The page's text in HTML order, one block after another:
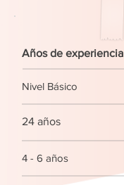
Años de experiencia
Nivel Básico
24 años
4 - 6 años